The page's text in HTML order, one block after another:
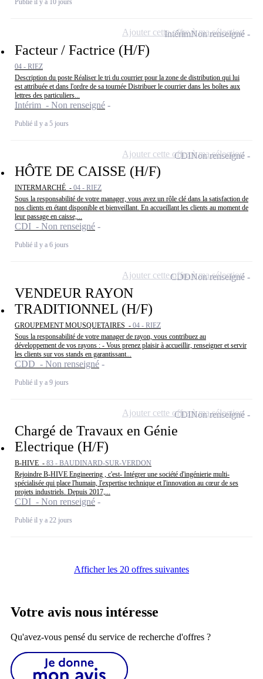
Facteur / Factrice (H/F)
04 - RIEZ
Description du poste Réaliser le tri du courrier pour la zone de distribution qui lui
est attribuée et dans l'ordre de sa tournée Distribuer le courrier dans les boîtes aux
lettres des particuliers...
Intérim - Non renseigné
Publié il y a 5 jours
IntérimNon renseigné
Ajouter cette offre à ma sélection
HÔTE DE CAISSE (H/F)
INTERMARCHÉ - 04 - RIEZ
Sous la responsabilité de votre manager, vous avez un rôle clé dans la satisfaction de
nos clients en étant disponible et bienveillant. En accueillant les clients au moment de
leur passage en caisse,...
CDI - Non renseigné
Publié il y a 6 jours
CDINon renseigné
Ajouter cette offre à ma sélection
VENDEUR RAYON
TRADITIONNEL (H/F)
GROUPEMENT MOUSQUETAIRES - 04 - RIEZ
Sous la responsabilité de votre manager de rayon, vous contribuez au
développement de vos rayons : - Vous prenez plaisir à accueillir, renseigner et servir
les clients sur vos stands en garantissant...
CDD - Non renseigné
Publié il y a 9 jours
CDDNon renseigné
Ajouter cette offre à ma sélection
Chargé de Travaux en Génie
Electrique (H/F)
B-HIVE - 83 - BAUDINARD-SUR-VERDON
Rejoindre B-HIVE Engineering , c'est- Intégrer une société d'ingénierie multi-
spécialisée qui place l'humain, l'expertise technique et l'innovation au cœur de ses
projets industriels. Depuis 2017,...
CDI - Non renseigné
Publié il y a 22 jours
CDINon renseigné
Ajouter cette offre à ma sélection
Afficher les 20 offres suivantes
Votre avis nous intéresse
Qu'avez-vous pensé du service de recherche d'offres ?